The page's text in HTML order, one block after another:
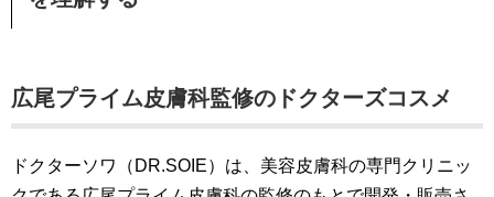
広尾プライム皮膚科監修のドクターズコスメ
ドクターソワ（DR.SOIE）は、美容皮膚科の専門クリニッ